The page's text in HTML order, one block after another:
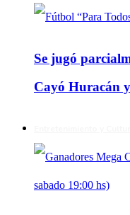
Se jugó
Cayó Huracán